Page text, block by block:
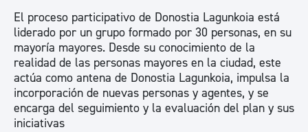
El proceso participativo de Donostia Lagunkoia está
liderado por un grupo formado por 30 personas, en su
mayoría mayores. Desde su conocimiento de la
realidad de las personas mayores en la ciudad, este
actúa como antena de Donostia Lagunkoia, impulsa la
incorporación de nuevas personas y agentes, y se
encarga del seguimiento y la evaluación del plan y sus
iniciativas